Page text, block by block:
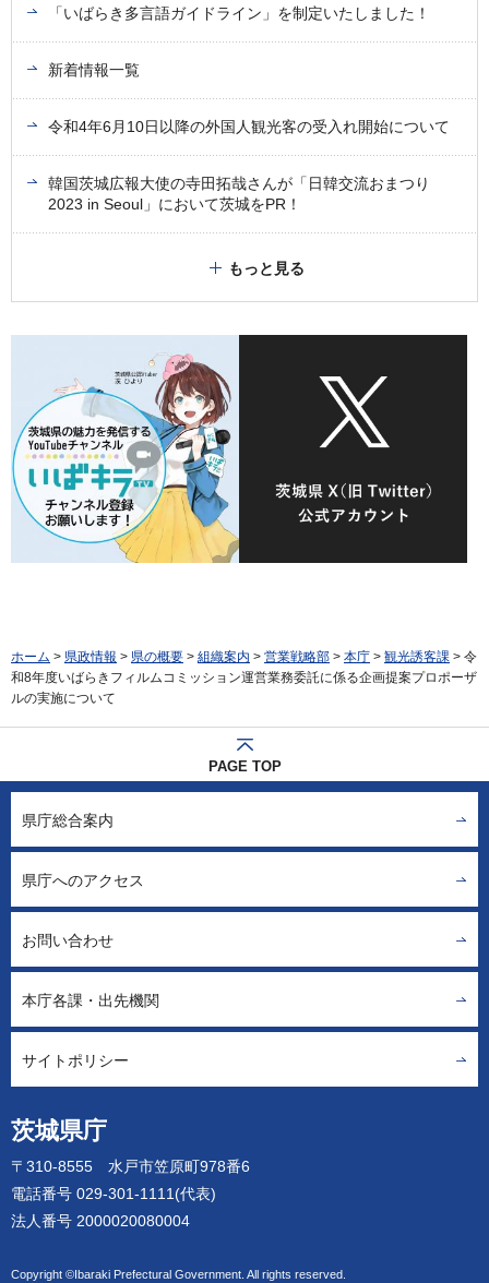
「いばらき多言語ガイドライン」を制定いたしました！
新着情報一覧
令和4年6月10日以降の外国人観光客の受入れ開始について
韓国茨城広報大使の寺田拓哉さんが「日韓交流おまつり
2023 in Seoul」において茨城をPR！
もっと見る
ホーム > 県政情報 > 県の概要 > 組織案内 > 営業戦略部 > 本庁 > 観光誘客課 > 令
和8年度いばらきフィルムコミッション運営業務委託に係る企画提案プロポーザ
ルの実施について
PAGE TOP
茨城県庁
〒310-8555 水戸市笠原町978番6
電話番号 029-301-1111(代表)
法人番号 2000020080004
Copyright ©Ibaraki Prefectural Government. All rights reserved.
県庁総合案内
県庁へのアクセス
お問い合わせ
本庁各課・出先機関
サイトポリシー